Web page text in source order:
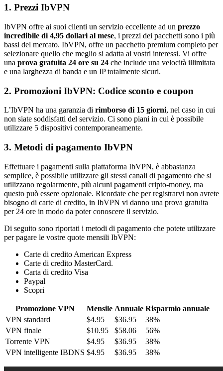
1. Prezzi IbVPN
IbVPN offre ai suoi clienti un servizio eccellente ad un prezzo
incredibile di 4,95 dollari al mese, i prezzi dei pacchetti sono i più
bassi del mercato. IbVPN, offre un pacchetto premium completo per
selezionare quello che meglio si adatta ai vostri interessi. Vi offre
una prova gratuita 24 ore su 24 che include una velocità illimitata
e una larghezza di banda e un IP totalmente sicuri.
2. Promozioni IbVPN: Codice sconto e coupon
L’IbVPN ha una garanzia di rimborso di 15 giorni, nel caso in cui
non siate soddisfatti del servizio. Ci sono piani in cui è possibile
utilizzare 5 dispositivi contemporaneamente.
3. Metodi di pagamento IbVPN
Effettuare i pagamenti sulla piattaforma IbVPN, è abbastanza
semplice, è possibile utilizzare gli stessi canali di pagamento che si
utilizzano regolarmente, più alcuni pagamenti cripto-money, ma
questo può essere opzionale. Ricordate che per registrarvi non avrete
bisogno di carte di credito, in IbVPN vi danno una prova gratuita
per 24 ore in modo da poter conoscere il servizio.
Di seguito sono riportati i metodi di pagamento che potete utilizzare
per pagare le vostre quote mensili IbVPN:
Carte di credito American Express
Carte di credito MasterCard.
Carta di credito Visa
Paypal
Scopri
Promozione VPN Mensile Annuale Risparmio annuale
VPN standard
$4.95 $36.95
38%
VPN finale
$10.95 $58.06
56%
Torrente VPN
$4.95 $36.95
38%
VPN intelligente IBDNS $4.95 $36.95 38%